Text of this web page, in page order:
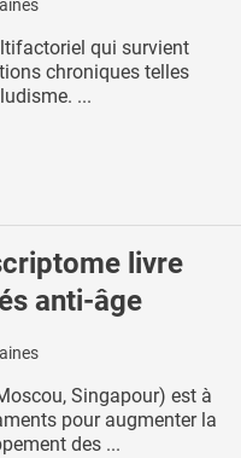
qui survient
chroniques telles
...
livre
anti-âge
Singapour) est à
pour augmenter la
des ...